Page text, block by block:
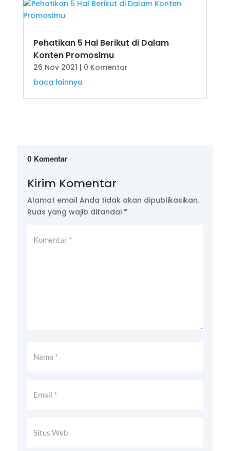
Pehatikan 5 Hal Berikut di Dalam
Konten Promosimu
26 Nov 2021 | 0 Komentar
baca lainnya
0 Komentar
Kirim Komentar
Alamat email Anda tidak akan dipublikasikan.
Ruas yang wajib ditandai *